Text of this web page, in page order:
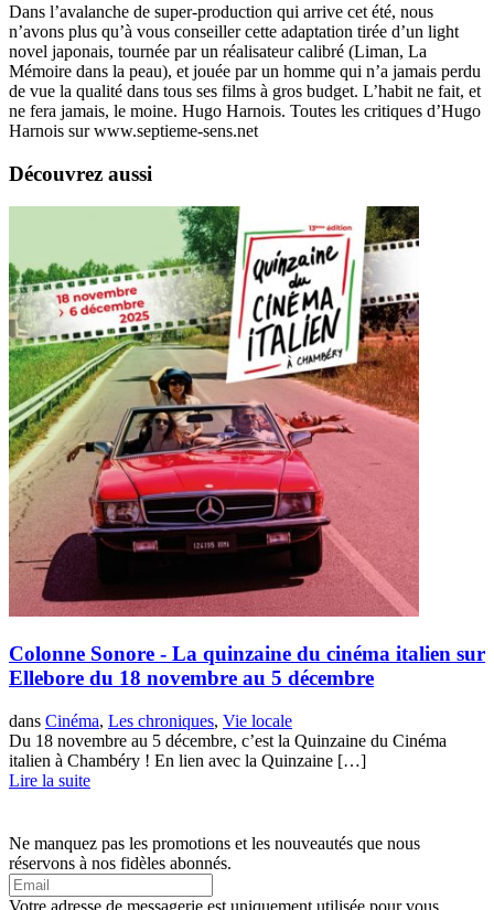
Dans l’avalanche de super-production qui arrive cet été, nous
n’avons plus qu’à vous conseiller cette adaptation tirée d’un light
novel japonais, tournée par un réalisateur calibré (Liman, La
Mémoire dans la peau), et jouée par un homme qui n’a jamais perdu
de vue la qualité dans tous ses films à gros budget. L’habit ne fait, et
ne fera jamais, le moine. Hugo Harnois. Toutes les critiques d’Hugo
Harnois sur www.septieme-sens.net
Découvrez aussi
Colonne Sonore - La quinzaine du cinéma italien sur
Ellebore du 18 novembre au 5 décembre
dans Cinéma, Les chroniques, Vie locale
Du 18 novembre au 5 décembre, c’est la Quinzaine du Cinéma
italien à Chambéry ! En lien avec la Quinzaine […]
Lire la suite
Ne manquez pas les promotions et les nouveautés que nous
réservons à nos fidèles abonnés.
Votre adresse de messagerie est uniquement utilisée pour vous